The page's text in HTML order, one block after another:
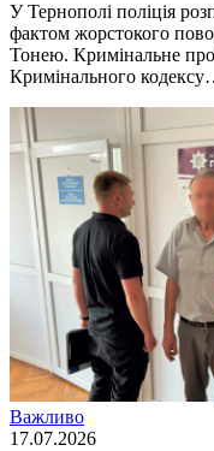
У Тернополі поліція
фактом жорстокого
Тонею. Кримінальне
Кримінального
Важливо
17.07.2026